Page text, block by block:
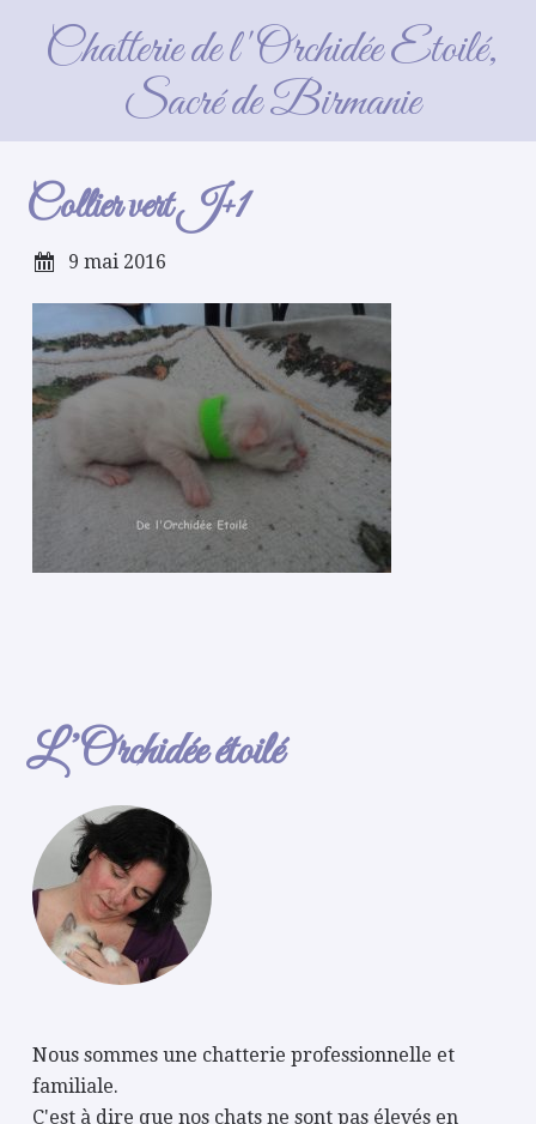
Chatterie de l'Orchidée Etoilé,
Sacré de Birmanie
Collier vert J+1
Collier vert J+1
9 mai 2016
L’Orchidée étoilé
Nous sommes une chatterie professionnelle et
familiale.
C'est à dire que nos chats ne sont pas élevés en